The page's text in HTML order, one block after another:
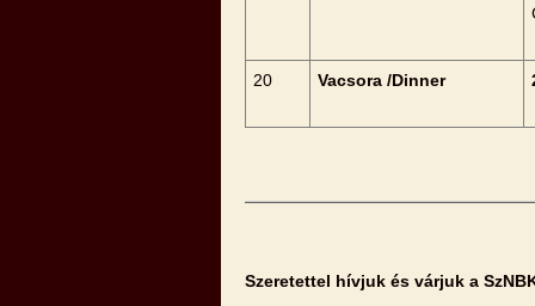
20 Vacsora /Dinner
Szeretettel hívjuk és várjuk a